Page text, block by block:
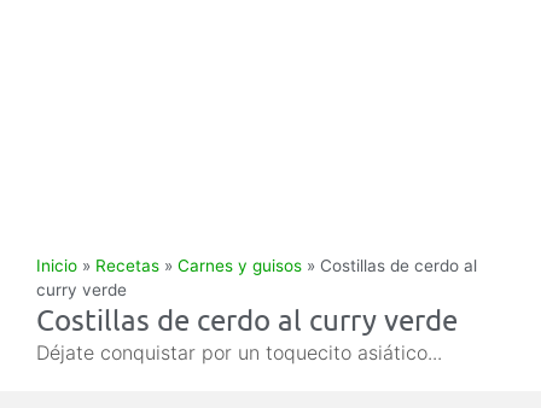
Inicio » Recetas » Carnes y guisos » Costillas de cerdo al
curry verde
Costillas de cerdo al curry verde
Déjate conquistar por un toquecito asiático...